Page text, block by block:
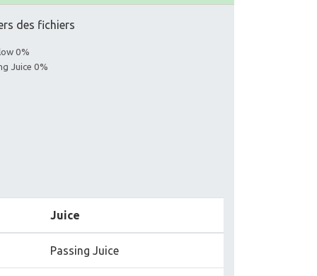
des fichiers
0%
Juice 0%
Juice
Passing Juice